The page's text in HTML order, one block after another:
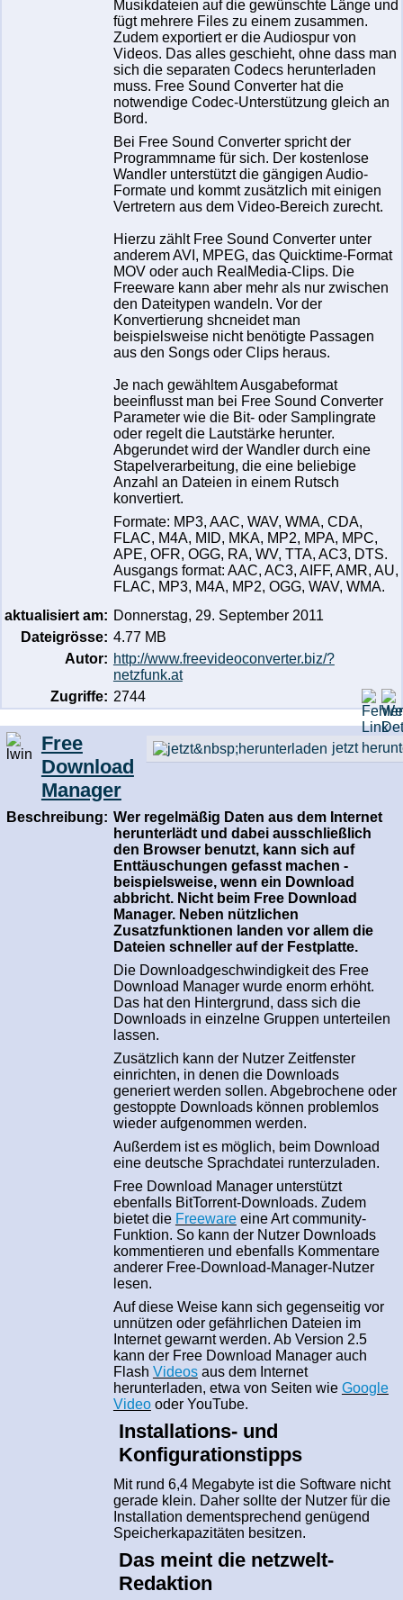
Musikdateien auf die gewünschte Länge und
fügt mehrere Files zu einem zusammen.
Zudem exportiert er die Audiospur von
Videos. Das alles geschieht, ohne dass man
sich die separaten Codecs herunterladen
muss. Free Sound Converter hat die
notwendige Codec-Unterstützung gleich an
Bord.
Bei Free Sound Converter spricht der
Programmname für sich. Der kostenlose
Wandler unterstützt die gängigen Audio-
Formate und kommt zusätzlich mit einigen
Vertretern aus dem Video-Bereich zurecht.
Hierzu zählt Free Sound Converter unter
anderem AVI, MPEG, das Quicktime-Format
MOV oder auch RealMedia-Clips. Die
Freeware kann aber mehr als nur zwischen
den Dateitypen wandeln. Vor der
Konvertierung shcneidet man
beispielsweise nicht benötigte Passagen
aus den Songs oder Clips heraus.
Je nach gewähltem Ausgabeformat
beeinflusst man bei Free Sound Converter
Parameter wie die Bit- oder Samplingrate
oder regelt die Lautstärke herunter.
Abgerundet wird der Wandler durch eine
Stapelverarbeitung, die eine beliebige
Anzahl an Dateien in einem Rutsch
konvertiert.
Formate: MP3, AAC, WAV, WMA, CDA,
FLAC, M4A, MID, MKA, MP2, MPA, MPC,
APE, OFR, OGG, RA, WV, TTA, AC3, DTS.
Ausgangs format: AAC, AC3, AIFF, AMR, AU,
FLAC, MP3, M4A, MP2, OGG, WAV, WMA.
aktualisiert am: Donnerstag, 29. September 2011
Dateigrösse: 4.77 MB
Autor: http://www.freevideoconverter.biz/?
netzfunk.at
Zugriffe: 2744
Free
Download
Manager
jetzt
Beschreibung: Wer regelmäßig Daten aus dem Internet
herunterlädt und dabei ausschließlich
den Browser benutzt, kann sich auf
Enttäuschungen gefasst machen -
beispielsweise, wenn ein Download
abbricht. Nicht beim Free Download
Manager. Neben nützlichen
Zusatzfunktionen landen vor allem die
Dateien schneller auf der Festplatte.
Die Downloadgeschwindigkeit des Free
Download Manager wurde enorm erhöht.
Das hat den Hintergrund, dass sich die
Downloads in einzelne Gruppen unterteilen
lassen.
Zusätzlich kann der Nutzer Zeitfenster
einrichten, in denen die Downloads
generiert werden sollen. Abgebrochene oder
gestoppte Downloads können problemlos
wieder aufgenommen werden.
Außerdem ist es möglich, beim Download
eine deutsche Sprachdatei runterzuladen.
Free Download Manager unterstützt
ebenfalls BitTorrent-Downloads. Zudem
bietet die Freewareeine Art community-
Funktion. So kann der Nutzer Downloads
kommentieren und ebenfalls Kommentare
anderer Free-Download-Manager-Nutzer
lesen.
Auf diese Weise kann sich gegenseitig vor
unnützen oder gefährlichen Dateien im
Internet gewarnt werden. Ab Version 2.5
kann der Free Download Manager auch
Flash Videosaus dem Internet
herunterladen, etwa von Seiten wie Google
Videooder YouTube.
Installations- und
Konfigurationstipps
Mit rund 6,4 Megabyte ist die Software nicht
gerade klein. Daher sollte der Nutzer für die
Installation dementsprechend genügend
Speicherkapazitäten besitzen.
Das meint die netzwelt-
Redaktion